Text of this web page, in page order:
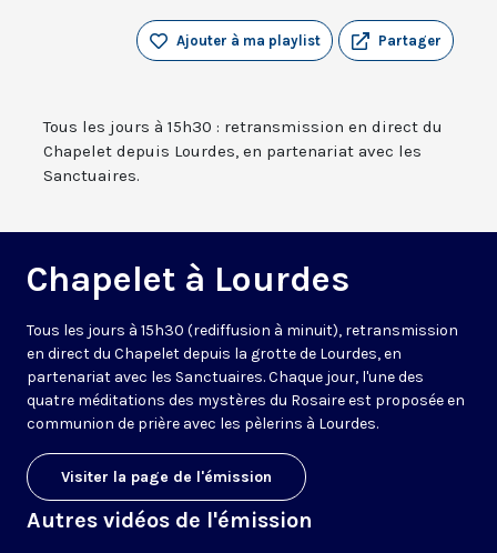
Partager
Ajouter à ma playlist
Tous les jours à 15h30 : retransmission en direct du
Chapelet depuis Lourdes, en partenariat avec les
Sanctuaires.
Chapelet à Lourdes
Tous les jours à 15h30 (rediffusion à minuit), retransmission
en direct du Chapelet depuis la grotte de Lourdes, en
partenariat avec les Sanctuaires. Chaque jour, l'une des
quatre méditations des mystères du Rosaire est proposée en
communion de prière avec les pèlerins à Lourdes.
Visiter la page de l'émission
Autres vidéos de l'émission